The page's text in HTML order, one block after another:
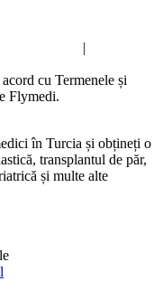
|
cu Termenele și
Flymedi.
în Turcia și obțineți o
transplantul de păr,
și multe alte